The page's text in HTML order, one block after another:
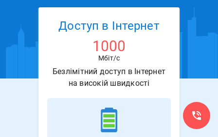
Доступ в Інтернет
1000
Мбіт/с
Безлімітний доступ в Інтернет
на високій швидкості